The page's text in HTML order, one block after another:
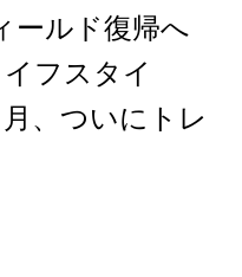
ールド復帰へ
フスタイ
、ついにトレ